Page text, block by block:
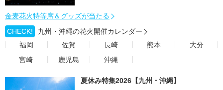
金麦花火特等席＆グッズが当たる
CHECK!
九州・沖縄の花火開催カレンダー
福岡
佐賀 長崎 熊本
大分
宮崎
鹿児島 沖縄
夏休み特集2026【九州・沖縄】